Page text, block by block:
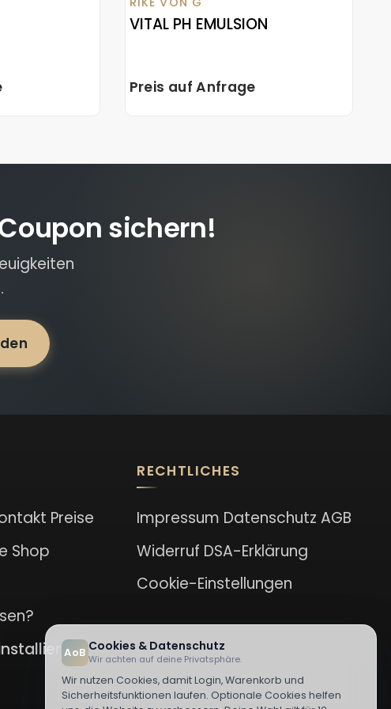
VITAL PH EMULSION
Preis auf Anfrage
sichern!
Preise
Shop
RECHTLICHES
Impressum Datenschutz AGB
Widerruf DSA-Erklärung
Cookie-Einstellungen
AoB Cookies & Datenschutz
Wir achten auf deine Privatsphäre.
Wir nutzen Cookies, damit Login, Warenkorb und
Sicherheitsfunktionen laufen. Optionale Cookies helfen